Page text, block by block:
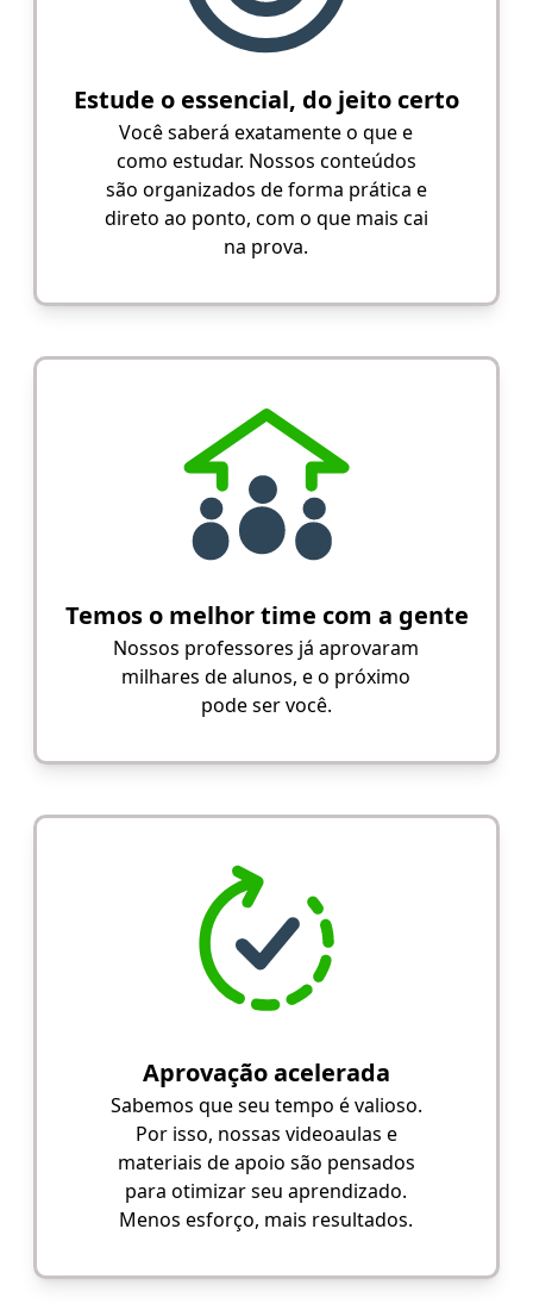
Estude o essencial, do jeito certo
Você saberá exatamente o que e
como estudar. Nossos conteúdos
são organizados de forma prática e
direto ao ponto, com o que mais cai
na prova.
Temos o melhor time com a gente
Nossos professores já aprovaram
milhares de alunos, e o próximo
pode ser você.
Aprovação acelerada
Sabemos que seu tempo é valioso.
Por isso, nossas videoaulas e
materiais de apoio são pensados
para otimizar seu aprendizado.
Menos esforço, mais resultados.